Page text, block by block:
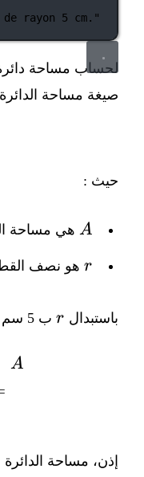
rayon 5 cm."
صيغة مساحة
حيث :
A
A هي مساحة
r
rهو نصف
باستبدال r
rب 5 سم :
A
إذن، مساحة